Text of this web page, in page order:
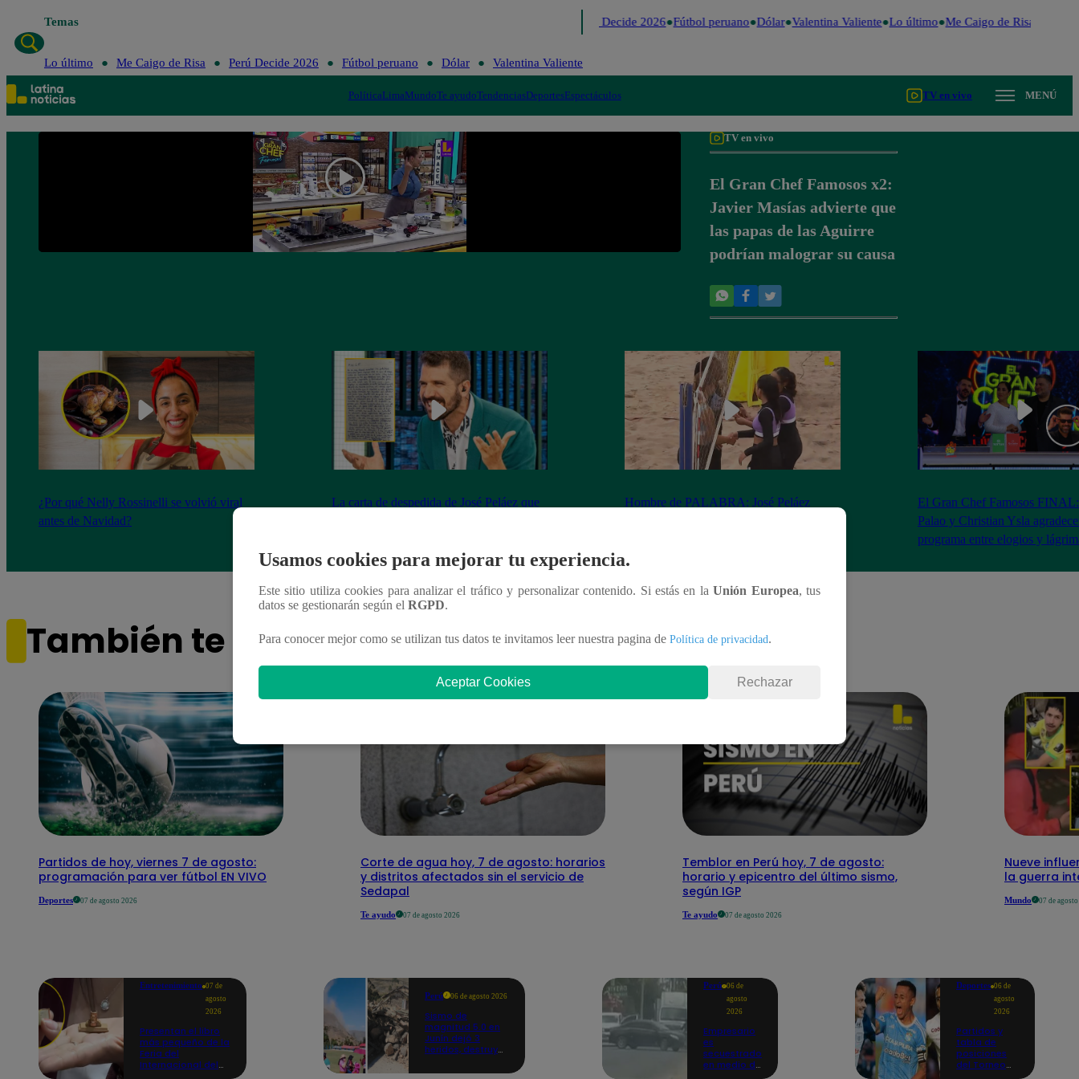
Temas Perú Decide 2026 Fútbol peruano Dólar Valentina Valiente Lo último Me Caigo de Risa
Lo último Me Caigo de Risa Perú Decide 2026 Fútbol peruano Dólar Valentina Valiente
PolíticaLimaMundoTe ayudoTendenciasDeportesEspectáculos TV en vivo MENÚ
TV en vivo
El Gran Chef Famosos x2:
Javier Masías advierte que
las papas de las Aguirre
podrían malograr su causa
¿Por qué Nelly Rossinelli se volvió viral
antes de Navidad?
La carta de despedida de José Peláez que
Hombre de PALABRA: José Peláez
El Gran Chef Famosos
Palao y Christian Ysla
programa entre elogios y
También te puede interesar
Partidos de hoy, viernes 7 de agosto:
programación para ver fútbol EN VIVO
Deportes 07 de agosto 2026
Corte de agua hoy, 7 de agosto: horarios
y distritos afectados sin el servicio de
Sedapal
Te ayudo 07 de agosto 2026
Temblor en Perú hoy, 7 de agosto:
horario y epicentro del último sismo,
según IGP
Te ayudo 07 de agosto 2026
Nueve
la guerra
Mundo 07 de
Entretenimiento 07 de
agosto
2026
Presentan el libro
más pequeño de la
Feria del
Internacional del
Perú 06 de agosto 2026
Sismo de
magnitud 5.0 en
Junín dejó 3
heridos, destruyó
propició
Perú 06 de
agosto
2026
Empresario
es
secuestrado
en medio de
Deportes 06 de
agosto
2026
Partidos y
tabla de
posiciones
del Torneo
Usamos cookies para mejorar tu experiencia.
Este sitio utiliza cookies para analizar el tráfico y personalizar contenido. Si estás en laUnión Europea, tus
datos se gestionarán según el RGPD.
Para conocer mejor como se utilizan tus datos te invitamos leer nuestra pagina de Política de privacidad.
Aceptar Cookies Rechazar
Encuéntranos también en